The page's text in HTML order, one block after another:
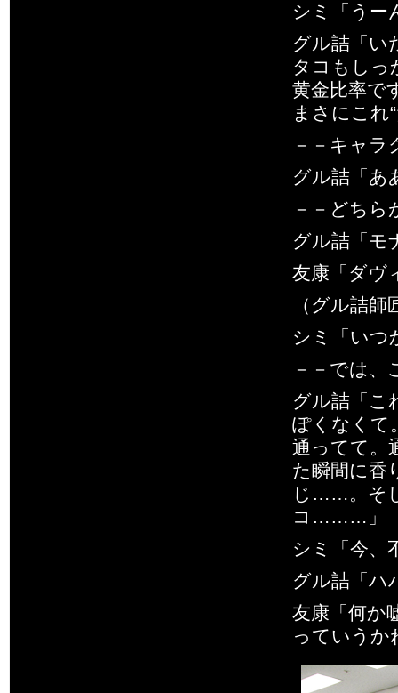
シミ「うー
グル詰「
タコもしっ
黄金比率で
まさにこ
－－キャ
グル詰「
－－どちら
グル詰「モ
友康「ダヴ
（グル詰
シミ「いつ
－－では
グル詰「こ
ぽくなくて
通ってて。
た瞬間に香
じ……。そ
コ………」
シミ「今、
グル詰「ハ
友康「何か
っていうか